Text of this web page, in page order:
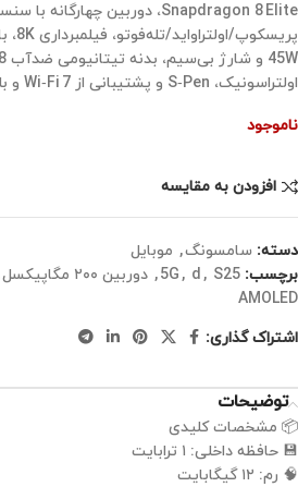
اولتراسونیک، S‑Pen و پشتیبانی از Wi‑Fi 7 و بلوتوث 5.4 🌟
ناموجود
افزودن به مقایسه
دسته: سامسونگ, موبایل
برچسب:
5G, d, S25
, دوربین ۲۰۰ مگاپیکسل
AMOLED
اشتراک گذاری:
توضیحات
📦 مشخصات کلیدی
💾 حافظه داخلی: ۱ ترابایت
🧠 رم: ۱۲ گیگابایت